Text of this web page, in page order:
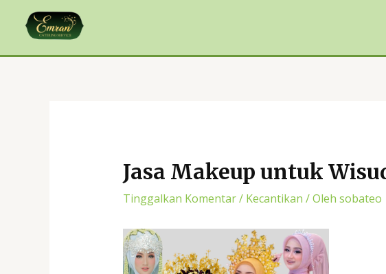
konten
Jasa Makeup untuk
Tinggalkan Komentar/ Kecantikan / Oleh sobateo